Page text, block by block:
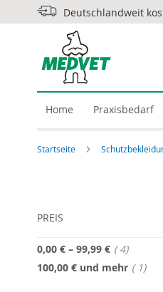
Deutschlandweit
Home Praxisbedarf
Startseite
PREIS
0,00 € – 99,99 € 4Artikel
100,00 € und mehr 1